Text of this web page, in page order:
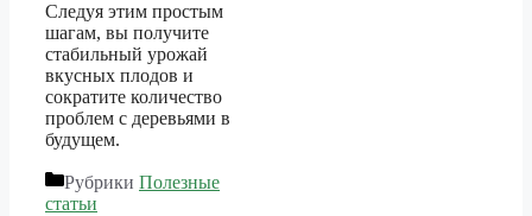
Следуя этим простым
шагам, вы получите
стабильный урожай
вкусных плодов и
сократите количество
проблем с деревьями в
будущем.
Рубрики Полезные
статьи